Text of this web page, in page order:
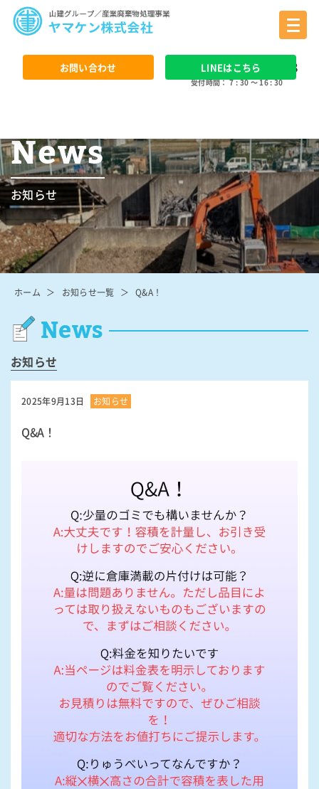
0568 - 24 - 3388
受付時間： 7 : 30 ～ 16 : 30
お問い合わせ LINEはこちら
News
お知らせ
ホーム お知らせ一覧 Q&A！
News
お知らせ
2025年9月13日 お知らせ
Q&A！